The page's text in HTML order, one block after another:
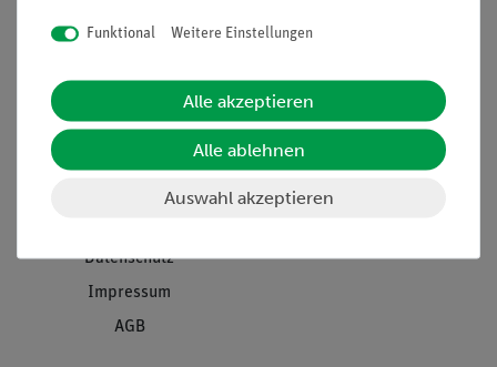
Projekte und Lösungen
Presse
Datenschutz
Impressum
AGB
Beratung & Showroom
Inventarisierungs- &
Funktional Weitere Einstellungen
Alle akzeptieren
Alle ablehnen
Auswahl akzeptieren